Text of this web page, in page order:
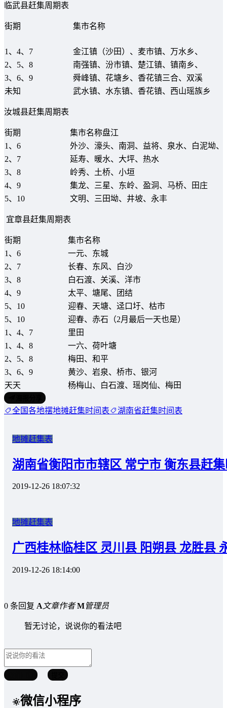
临武县赶集周期表
街期 集市名称
1、4、7
金江镇（沙田）、麦市镇、万水乡、
2、5、8
南强镇、汾市镇、楚江镇、镇南乡、
3、6、9
舜峰镇、花塘乡、香花镇三合、双溪
未知
武水镇、水东镇、香花镇、西山瑶族乡
汝城县赶集周期表
街期
集市名称盘江
1、6
外沙、濠头、南洞、益将、泉水、白泥坳、
2、7
延寿、暖水、大坪、热水
3、8
岭秀、土桥、小垣
4、9
集龙、三星、东岭、盈洞、马桥、田庄
5、10
文明、三田坳、井坡、永丰
宜章县赶集周期表
街期
集市名称
1、6
一元、东城
2、7
长春、东风、白沙
3、8
白石渡、关溪、洋市
4、9
太平、塘尾、团结
5、10
迎春、天塘、迳口圩、枯市
5、10
迎春、赤石（2月最后一天也是）
1、4、7
里田
1、4、8
一六、荷叶塘
2、5、8
梅田、和平
3、6、9
黄沙、岩泉、桥市、银河
天天
杨梅山、白石渡、瑶岗仙、梅田
全国各地摆地摊赶集时间表 湖南省赶集时间表
地摊赶集表
湖南省衡阳市市辖区 常宁市 衡东县赶
2019-12-26 18:07:32
地摊赶集表
广西桂林临桂区 灵川县 阳朔县 龙胜县
2019-12-26 18:14:00
0 条回复 A 文章作者 M管理员
暂无讨论，说说你的看法吧
微信小程序